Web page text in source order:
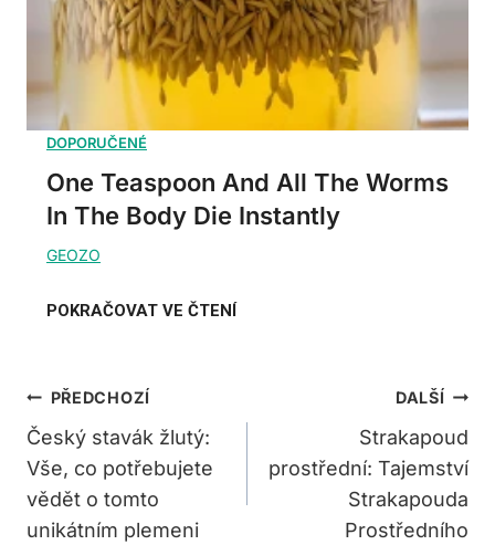
One Teaspoon And All The Worms
In The Body Die Instantly
Navigace
Pro
Příspěvek
PŘEDCHOZÍ
Český stavák žlutý:
Vše, co potřebujete
vědět o tomto
unikátním plemeni
DALŠÍ
Strakapoud
prostřední: Tajemství
Strakapouda
Prostředního